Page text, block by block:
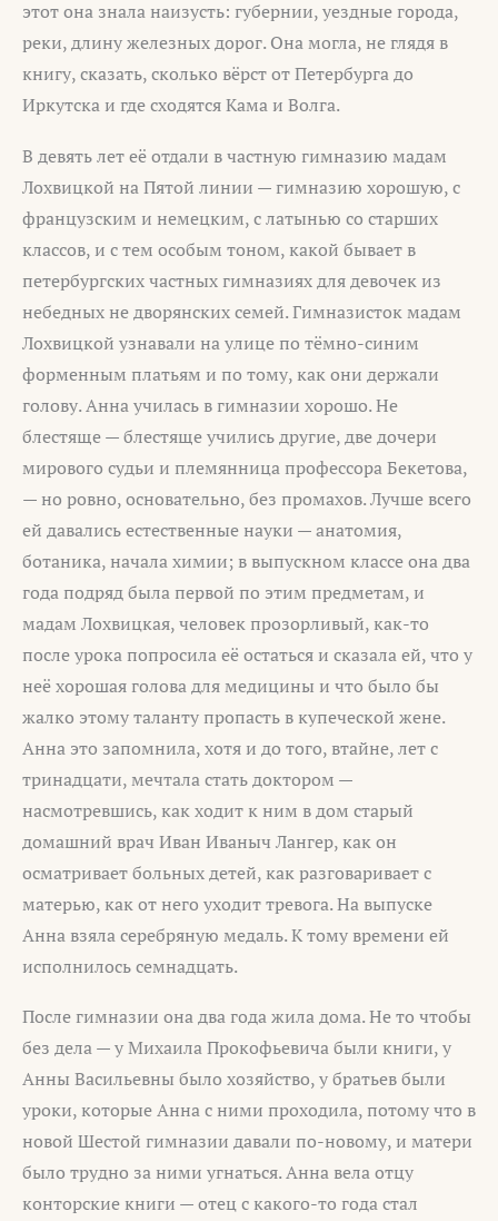
этот она знала наизусть: губернии, уездные города,
реки, длину железных дорог. Она могла, не глядя в
книгу, сказать, сколько вёрст от Петербурга до
Иркутска и где сходятся Кама и Волга.
В девять лет её отдали в частную гимназию мадам
Лохвицкой на Пятой линии — гимназию хорошую, с
французским и немецким, с латынью со старших
классов, и с тем особым тоном, какой бывает в
петербургских частных гимназиях для девочек из
небедных не дворянских семей. Гимназисток мадам
Лохвицкой узнавали на улице по тёмно-синим
форменным платьям и по тому, как они держали
голову. Анна училась в гимназии хорошо. Не
блестяще — блестяще учились другие, две дочери
мирового судьи и племянница профессора Бекетова,
— но ровно, основательно, без промахов. Лучше всего
ей давались естественные науки — анатомия,
ботаника, начала химии; в выпускном классе она два
года подряд была первой по этим предметам, и
мадам Лохвицкая, человек прозорливый, как-то
после урока попросила её остаться и сказала ей, что у
неё хорошая голова для медицины и что было бы
жалко этому таланту пропасть в купеческой жене.
Анна это запомнила, хотя и до того, втайне, лет с
тринадцати, мечтала стать доктором —
насмотревшись, как ходит к ним в дом старый
домашний врач Иван Иваныч Лангер, как он
осматривает больных детей, как разговаривает с
матерью, как от него уходит тревога. На выпуске
Анна взяла серебряную медаль. К тому времени ей
исполнилось семнадцать.
После гимназии она два года жила дома. Не то чтобы
без дела — у Михаила Прокофьевича были книги, у
Анны Васильевны было хозяйство, у братьев были
уроки, которые Анна с ними проходила, потому что в
новой Шестой гимназии давали по-новому, и матери
было трудно за ними угнаться. Анна вела отцу
конторские книги — отец с какого-то года стал